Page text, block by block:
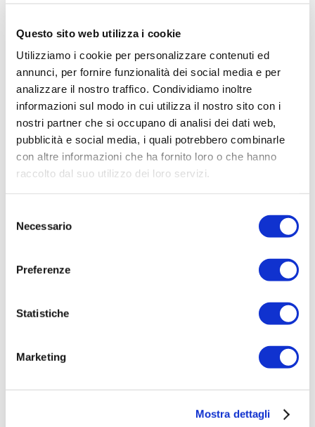
Questo sito web utilizza i cookie
Utilizziamo i cookie per personalizzare contenuti ed
annunci, per fornire funzionalità dei social media e per
analizzare il nostro traffico. Condividiamo inoltre
informazioni sul modo in cui utilizza il nostro sito con i
nostri partner che si occupano di analisi dei dati web,
pubblicità e social media, i quali potrebbero combinarle
con altre informazioni che ha fornito loro o che hanno
raccolto dal suo utilizzo dei loro servizi.
delNecessario
Preferenze
Statistiche
Marketing
Mostra dettagli
l’autoproduzione energetica diventa un
Attenzione ai requisiti dei moduli
fotovoltaici
Per gli impianti fotovoltaici sono previsti
specifici requisiti. La normativa richiede
infatti l’utilizzo di moduli appartenenti alle
categorie individuate dall’ENEA e prodotti
nell’Unione Europea, secondo i criteri stabiliti
dalla disciplina vigente.
fase di progettazione dell’impianto, per
all’agevolazione.
Uno dei punti di forza della misura è
deve seguire una procedura gestita dal GSE